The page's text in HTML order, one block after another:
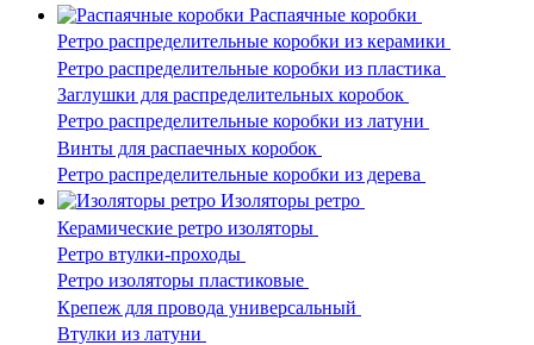
Распаячные коробки
Ретро распределительные коробки из керамики
Ретро распределительные коробки из пластика
Заглушки для распределительных коробок
Ретро распределительные коробки из латуни
Винты для распаечных коробок
Ретро распределительные коробки из дерева
Изоляторы ретро
Керамические ретро изоляторы
Ретро втулки-проходы
Ретро изоляторы пластиковые
Крепеж для провода универсальный
Втулки из латуни